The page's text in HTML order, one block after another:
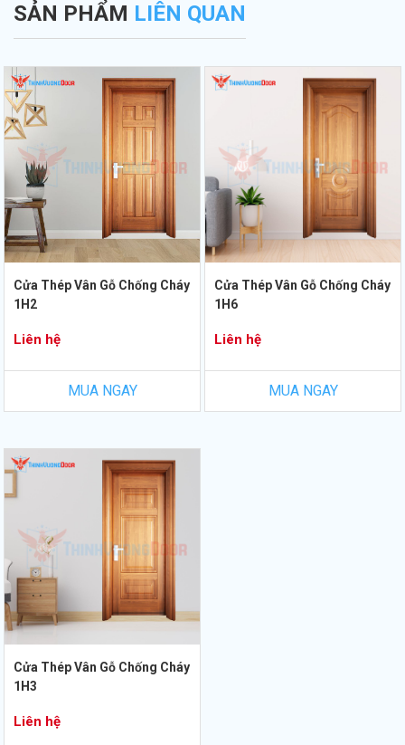
SẢN PHẨM LIÊN QUAN
Cửa Thép Vân Gỗ Chống Cháy
1H2
Liên hệ
MUA NGAY
Cửa Thép Vân Gỗ Chống Cháy
1H6
Liên hệ
MUA NGAY
Cửa Thép Vân Gỗ Chống Cháy
1H3
Liên hệ